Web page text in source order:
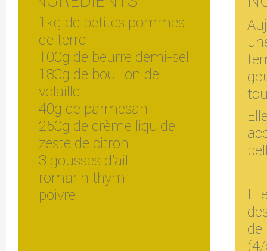
1kg de petites pommes
de terre
100g de beurre demi-sel
180g de bouillon de
volaille
40g de parmesan
250g de crème liquide
zeste de citron
3 gousses d’ail
romarin thym
poivre
Il